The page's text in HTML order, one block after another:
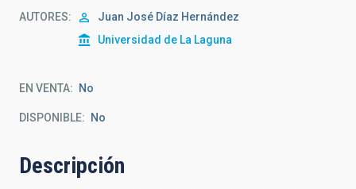
AUTORES
Juan José Díaz Hernández
Universidad de La Laguna
EN VENTA No
DISPONIBLE No
Descripción